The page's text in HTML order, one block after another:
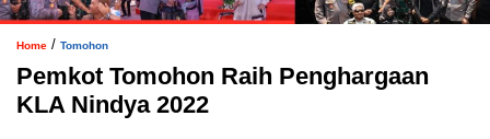
Home / Tomohon
Pemkot Tomohon Raih Penghargaan
KLA Nindya 2022